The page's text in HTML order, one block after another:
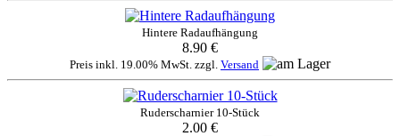
Hintere Radaufhängung
8.90 €
Preis inkl. 19.00% MwSt. zzgl. Versand
Ruderscharnier 10-Stück
2.00 €